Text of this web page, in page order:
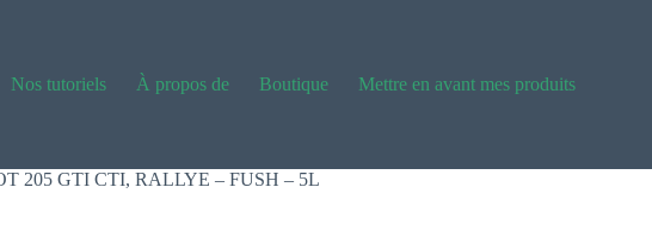
Nos tutoriels
À propos de Boutique Mettre en avant mes produits
205 GTI CTI, RALLYE – FUSH – 5L